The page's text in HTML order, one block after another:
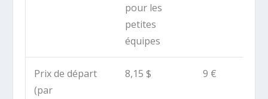
pour les
petites
équipes
Prix de départ
(par
8,15 $ 9 €